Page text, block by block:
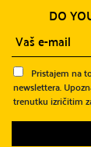
DO
Pristajem na
newslettera.
trenutku izričitim